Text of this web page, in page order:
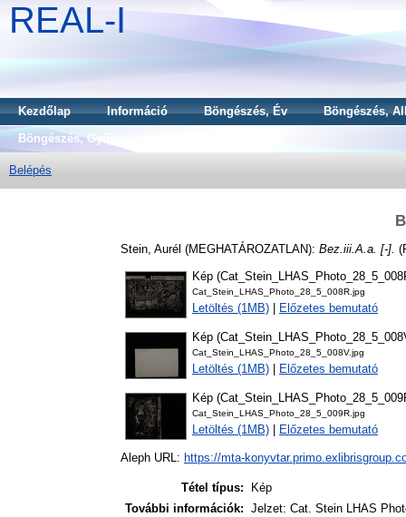
REAL-I
Kezdőlap Információ Böngészés, Év
Böngészés,
Böngészés, Gyűjtemény
Belépés
Stein, Aurél (MEGHATÁROZATLAN): Bez.iii.A.a. [-].
Kép
Cat_Stein_LHAS_Photo_28_5_008R.jpg
Letöltés (1MB) Előzetes bemutató
Kép
Cat_Stein_LHAS_Photo_28_5_008V.jpg
Letöltés (1MB) Előzetes bemutató
Kép
Cat_Stein_LHAS_Photo_28_5_009R.jpg
Letöltés (1MB) Előzetes bemutató
Aleph URL: https://mta-
Tétel típus:
Kép
További információk: Jelzet: Cat. Stein LHAS